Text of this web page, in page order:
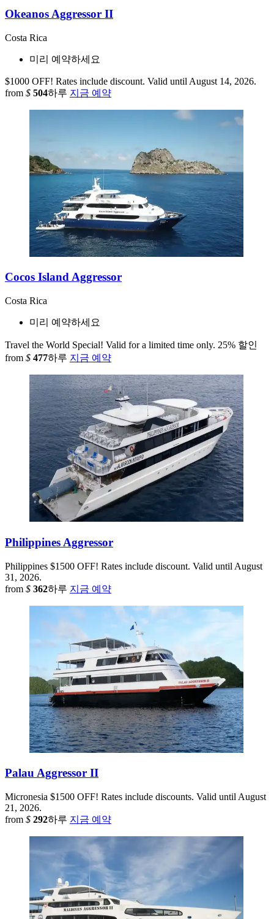
Okeanos Aggressor II
Costa Rica
미리 예약하세요
$1000 OFF! Rates include discount. Valid until August 14, 2026.
from $ 504하루 지금 예약
Cocos Island Aggressor
Costa Rica
미리 예약하세요
Travel the World Special! Valid for a limited time only. 25% 할인
from $ 477하루 지금 예약
Philippines Aggressor
Philippines $1500 OFF! Rates include discount. Valid until August
31, 2026.
from $ 362하루 지금 예약
Palau Aggressor II
Micronesia $1500 OFF! Rates include discounts. Valid until August
21, 2026.
from $ 292하루 지금 예약